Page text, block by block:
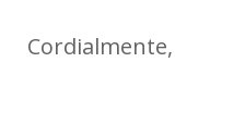
Cordialmente,